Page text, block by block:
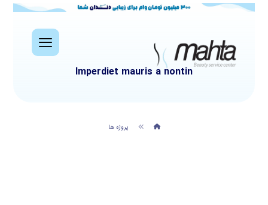
Imperdiet mauris a nontin
پروژه ها